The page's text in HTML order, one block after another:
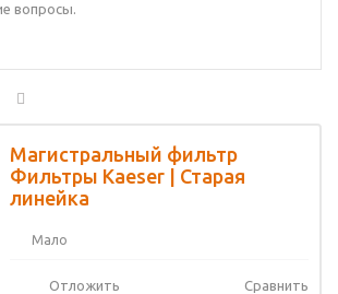
вопросы.
Магистральный фильтр
Фильтры Kaeser | Старая
линейка
Мало
Отложить Сравнить